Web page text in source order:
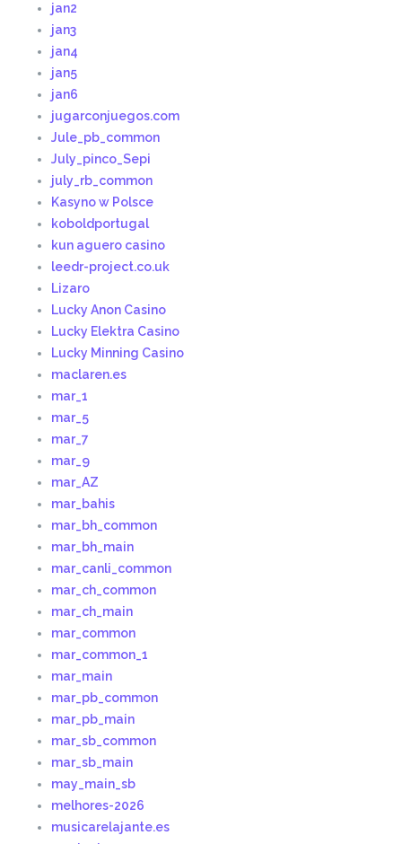
jan2
jan3
jan4
jan5
jan6
jugarconjuegos.com
Jule_pb_common
July_pinco_Sepi
july_rb_common
Kasyno w Polsce
koboldportugal
kun aguero casino
leedr-project.co.uk
Lizaro
Lucky Anon Casino
Lucky Elektra Casino
Lucky Minning Casino
maclaren.es
mar_1
mar_5
mar_7
mar_9
mar_AZ
mar_bahis
mar_bh_common
mar_bh_main
mar_canli_common
mar_ch_common
mar_ch_main
mar_common
mar_common_1
mar_main
mar_pb_common
mar_pb_main
mar_sb_common
mar_sb_main
may_main_sb
melhores-2026
musicarelajante.es